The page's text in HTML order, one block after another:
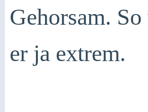
Gehorsam.
er ja extrem.